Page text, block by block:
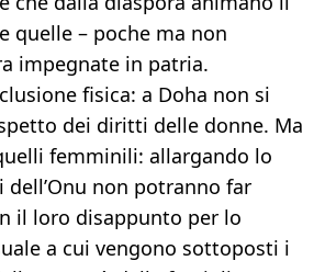
quelle – poche ma non
impegnate in patria.
fisica: a Doha non si
dei diritti delle donne. Ma
femminili: allargando lo
non potranno far
il loro disappunto per lo
a cui vengono sottoposti i